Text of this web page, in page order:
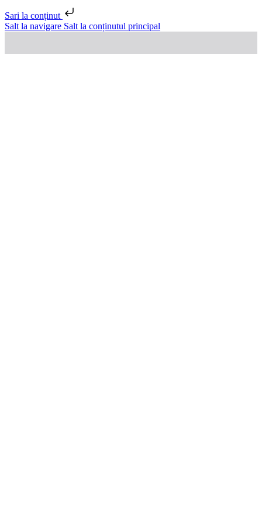
Sari la conținut
Salt la navigare Salt la conținutul principal